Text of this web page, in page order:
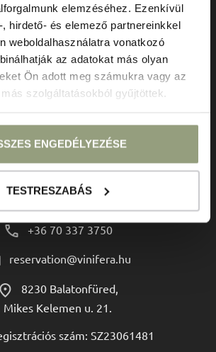
elemzéséhez. Ezenkívül
hirdető- és elemező partnereinkkel
weboldalhasználatra vonatkozó
az adatokat más olyan
Ön adott meg számukra vagy az
szolgáltatásokból gyűjtöttek.
ENGEDÉLYEZÉSE
TESTRESZABÁS
ÚTVONALTERVEZŐ
Kapcsolat
+36 70 337 3750
reservation@vinifera.hu
8230 Balatonfüred,
Mikes Kelemen u. 21.
szám: SZ23061481